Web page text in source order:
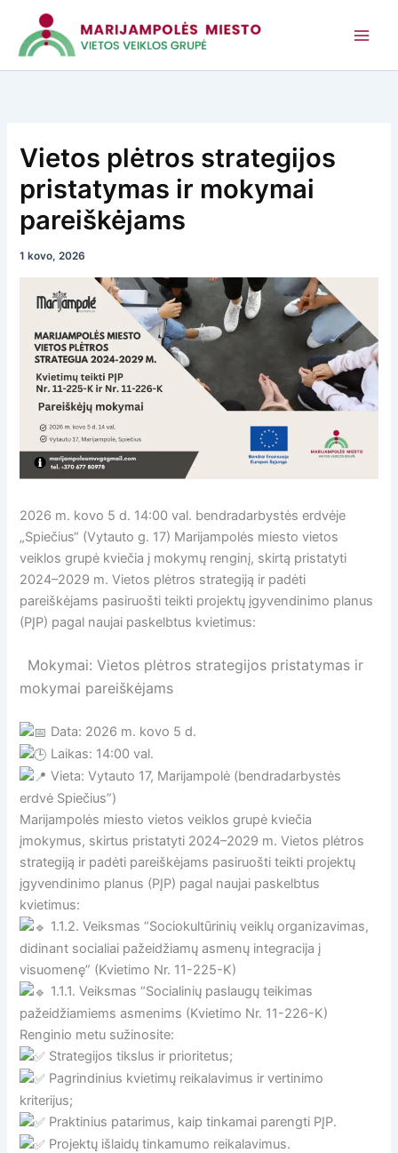
turinio
Vietos plėtros strategijos
pristatymas ir mokymai
pareiškėjams
1 kovo, 2026
2026 m. kovo 5 d. 14:00 val. bendradarbystės erdvėje
„Spiečius“ (Vytauto g. 17) Marijampolės miesto vietos
veiklos grupė kviečia į mokymų renginį, skirtą pristatyti
2024–2029 m. Vietos plėtros strategiją ir padėti
pareiškėjams pasiruošti teikti projektų įgyvendinimo planus
(PĮP) pagal naujai paskelbtus kvietimus:
Mokymai: Vietos plėtros strategijos pristatymas ir
mokymai pareiškėjams
Data: 2026 m. kovo 5 d.
Laikas: 14:00 val.
Vieta: Vytauto 17, Marijampolė (bendradarbystės
erdvė Spiečius”)
Marijampolės miesto vietos veiklos grupė kviečia
įmokymus, skirtus pristatyti 2024–2029 m. Vietos plėtros
strategiją ir padėti pareiškėjams pasiruošti teikti projektų
įgyvendinimo planus (PĮP) pagal naujai paskelbtus
kvietimus:
1.1.2. Veiksmas “Sociokultūrinių veiklų organizavimas,
didinant socialiai pažeidžiamų asmenų integracija į
visuomenę” (Kvietimo Nr. 11-225-K)
1.1.1. Veiksmas “Socialinių paslaugų teikimas
pažeidžiamiems asmenims (Kvietimo Nr. 11-226-K)
Renginio metu sužinosite:
Strategijos tikslus ir prioritetus;
Pagrindinius kvietimų reikalavimus ir vertinimo
kriterijus;
Praktinius patarimus, kaip tinkamai parengti PĮP.
Projektų išlaidų tinkamumo reikalavimus.